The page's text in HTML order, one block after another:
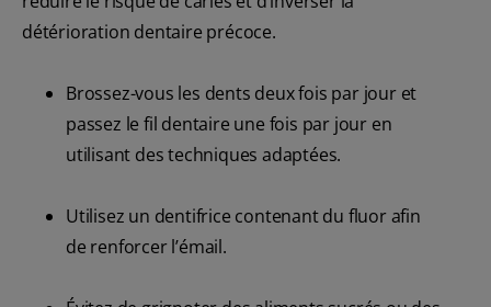
détérioration dentaire précoce.
Brossez-vous les dents deux fois par jour et
passez le fil dentaire une fois par jour en
utilisant des techniques adaptées.
Utilisez un dentifrice contenant du fluor afin
de renforcer l’émail.